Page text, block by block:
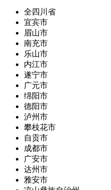
全四川省
宜宾市
眉山市
南充市
乐山市
内江市
遂宁市
广元市
绵阳市
德阳市
泸州市
攀枝花市
自贡市
成都市
广安市
达州市
雅安市